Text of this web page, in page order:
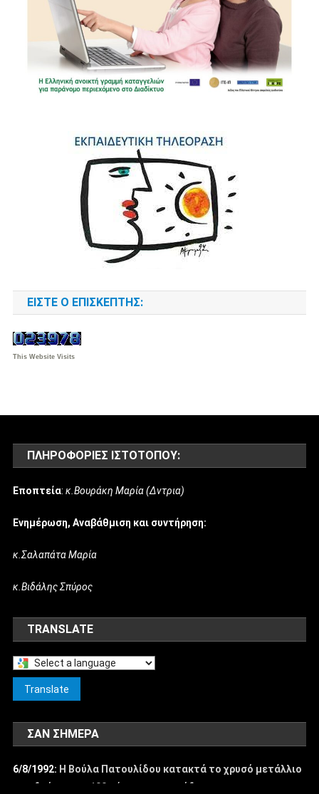
ΕΊΣΤΕ Ο ΕΠΙΣΚΈΠΤΗΣ:
This Website Visits
ΠΛΗΡΟΦΟΡΊΕΣ ΙΣΤΌΤΟΠΟΥ:
Εποπτεία:κ.Βουράκη Μαρία (Δντρια)
Ενημέρωση, Αναβάθμιση και συντήρηση:
κ.Σαλαπάτα Μαρία
κ.Βιδάλης Σπύρος
TRANSLATE
Select
language
translate
page
Translate
ΣΑΝ ΣΉΜΕΡΑ
6/8/1992: Η Βούλα Πατουλίδου κατακτά το χρυσό μετάλλιο
στο δρόμο των 100 μέτρων με εμπόδια, στους